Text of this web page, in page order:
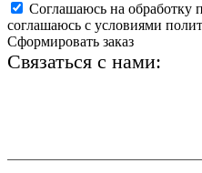
Соглашаюсь на обработку
соглашаюсь с условиями
Сформировать заказ
Связаться с нами: